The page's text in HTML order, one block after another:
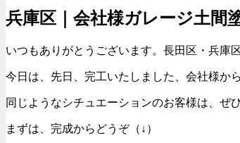
兵庫区｜会社様ガレージ土間
いつもありがとうございます。長田区・兵庫
今日は、先日、完工いたしました、会社様か
同じようなシチュエーションのお客様は、ぜ
まずは、完成からどうぞ（↓）